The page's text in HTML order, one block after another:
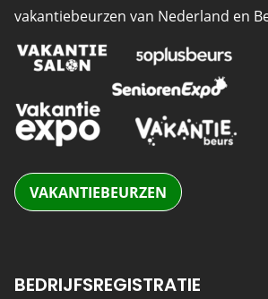
vakantiebeurzen van Nederland en
VAKANTIEBEURZEN
BEDRIJFSREGISTRATIE